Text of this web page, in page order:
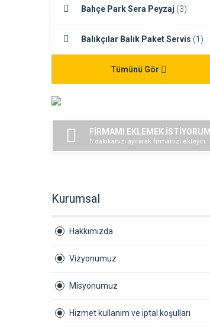
Bahçe Park Sera Peyzaj (3)
Balıkçılar Balık Paket Servis (1)
Tümünü Gör
FİRMAMI EKLEMEK İSTİYORUM
5 dakikanızı ayırarak firmanızı ekleyin..
Kurumsal
Hakkımızda
Vizyonumuz
Misyonumuz
Hizmet kullanım ve iptal koşulları